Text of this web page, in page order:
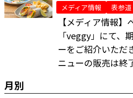
メディア情報 表参道
【メディア情報
「veggy」にて、
ーをご紹介いた
ニューの販売は終
月別